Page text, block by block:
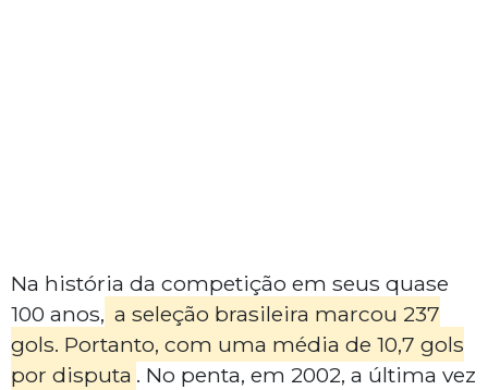
Na história da competição em seus quase
100 anos, a seleção brasileira marcou 237
gols. Portanto, com uma média de 10,7 gols
por disputa . No penta, em 2002, a última vez